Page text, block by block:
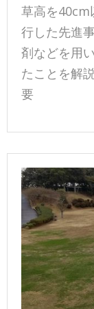
草高を40cm
行した先進
剤などを用
たことを解
要